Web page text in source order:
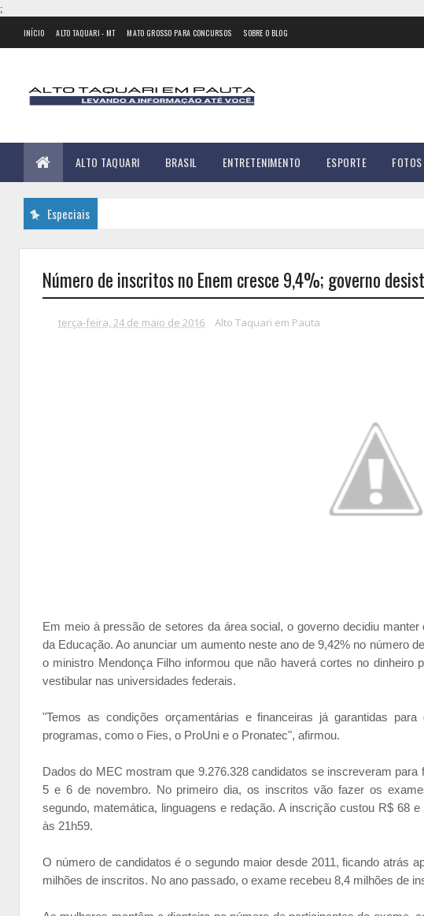
;
INÍCIO ALTO TAQUARI - MT MATO GROSSO PARA CONCURSOS SOBRE O BLOG
ALTO TAQUARI BRASIL ENTRETENIMENTO ESPORTE FOTOS
Especiais
Número de inscritos no Enem cresce 9,4%; governo
terça-feira, 24 de maio de 2016 Alto Taquari em Pauta
Em meio à pressão de setores da área social, o governo decidiu
da Educação. Ao anunciar um aumento neste ano de 9,42% no número
o ministro Mendonça Filho informou que não haverá cortes no
vestibular nas universidades federais.
"Temos as condições orçamentárias e financeiras já garantidas
programas, como o Fies, o ProUni e o Pronatec", afirmou.
Dados do MEC mostram que 9.276.328 candidatos se inscreveram
5 e 6 de novembro. No primeiro dia, os inscritos vão fazer os
segundo, matemática, linguagens e redação. A inscrição custou R$ 68
às 21h59.
O número de candidatos é o segundo maior desde 2011, ficando atrás
milhões de inscritos. No ano passado, o exame recebeu 8,4 milhões de